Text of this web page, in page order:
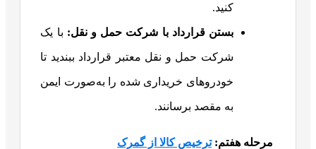
کنید.
بستن قرارداد با شرکت حمل و نقل: با یک
شرکت حمل و نقل معتبر قرارداد ببندید تا
خودروهای خریداری شده را به‌صورت ایمن
به مقصد برسانند.
مرحله هفتم:ترخیص کالا از گمرک